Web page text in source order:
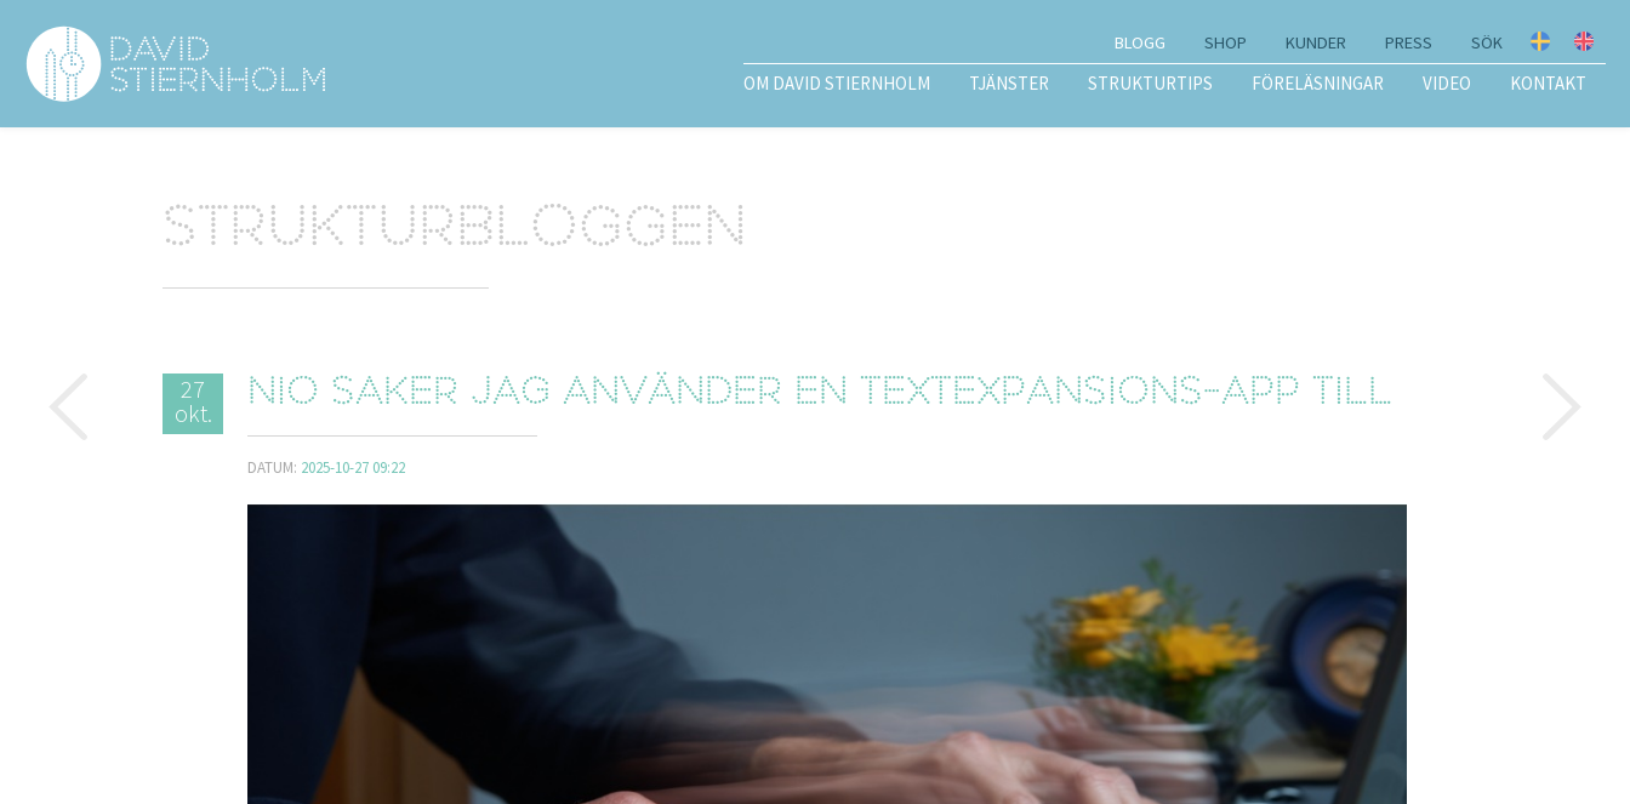
Sidhuvud
Navigering OM DAVID STIERNHOLM TJÄNSTER STRUKTURTIPS FÖRELÄSNINGAR VIDEO KONTAKT
BLOGG SHOP KUNDER PRESS SÖK
Strukturbloggen
27
okt.
Nio saker jag använder en textexpansions-app till
DATUM: 2025-10-27 09:22